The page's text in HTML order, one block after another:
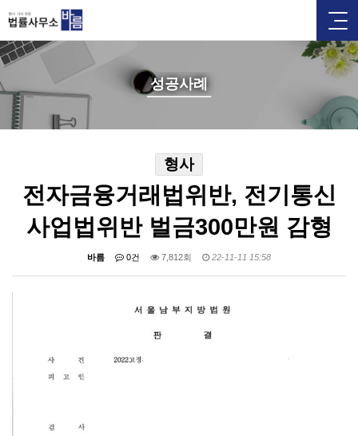
성공사례
형사
전자금융거래법위반, 전기통신
사업법위반 벌금300만원 감형
바름 0건 7,812회 22-11-11 15:58